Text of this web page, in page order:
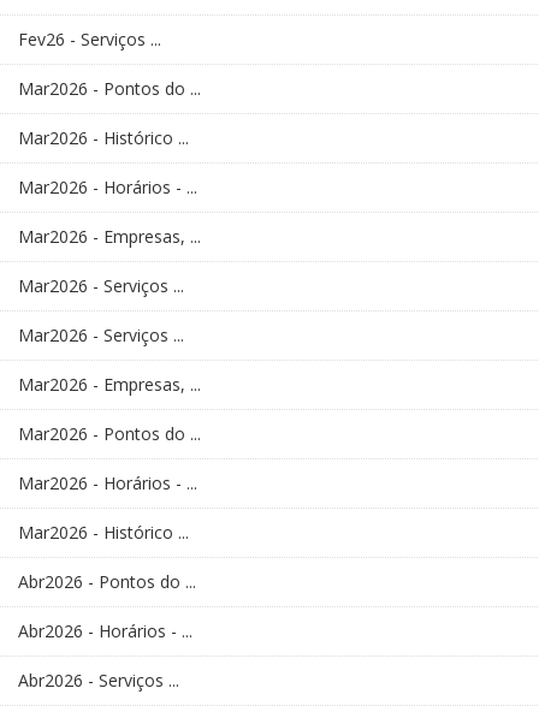
Fev26 - Serviços ...
Mar2026 - Pontos do ...
Mar2026 - Histórico ...
Mar2026 - Horários - ...
Mar2026 - Empresas, ...
Mar2026 - Serviços ...
Mar2026 - Serviços ...
Mar2026 - Empresas, ...
Mar2026 - Pontos do ...
Mar2026 - Horários - ...
Mar2026 - Histórico ...
Abr2026 - Pontos do ...
Abr2026 - Horários - ...
Abr2026 - Serviços ...